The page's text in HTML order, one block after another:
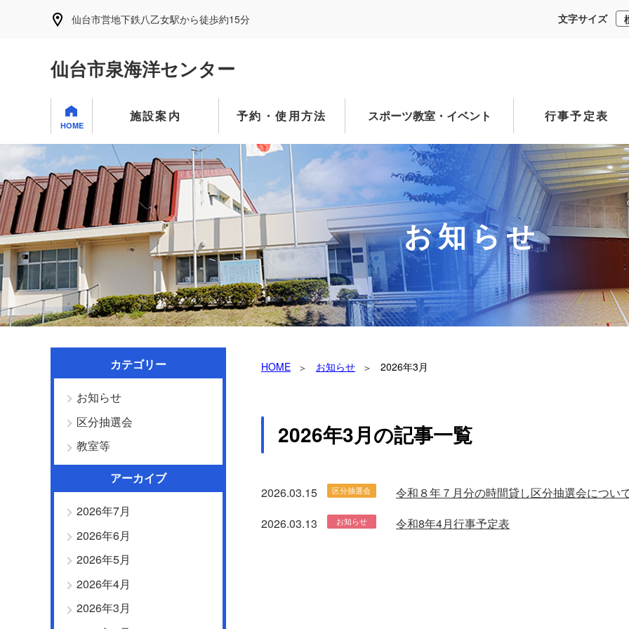
仙台市営地下鉄八乙女駅から徒歩約15分 文字サイズ
仙台市泉海洋センター
HOME
施設案内 予約・使用方法 スポーツ教室・イベント 行事予定表
お知らせ
HOME お知らせ 2026年3月
2026年3月の記事一覧
2026.03.15 区分抽選会
令和８年７月分の時間貸し区分抽選会につい
2026.03.13
お知らせ 令和8年4月行事予定表
カテゴリー
お知らせ
区分抽選会
教室等
アーカイブ
2026年7月
2026年6月
2026年5月
2026年4月
2026年3月